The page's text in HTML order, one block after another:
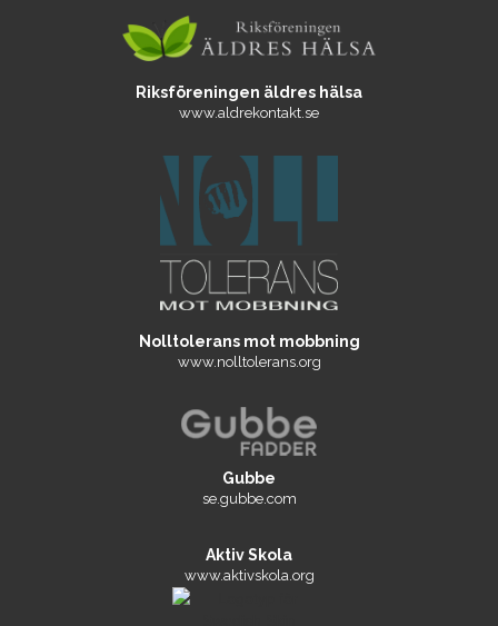
Riksföreningen äldres hälsa
www.aldrekontakt.se
Nolltolerans mot mobbning
www.nolltolerans.org
Gubbe
se.gubbe.com
Aktiv Skola
www.aktivskola.org